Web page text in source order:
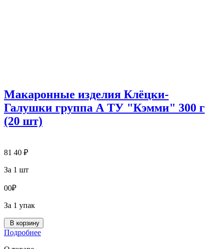
Макаронные изделия Клёцки-
Галушки группа А ТУ "Кэмми" 300 г
(20 шт)
81 40 ₽
За 1 шт
00₽
За 1 упак
В корзину
Подробнее